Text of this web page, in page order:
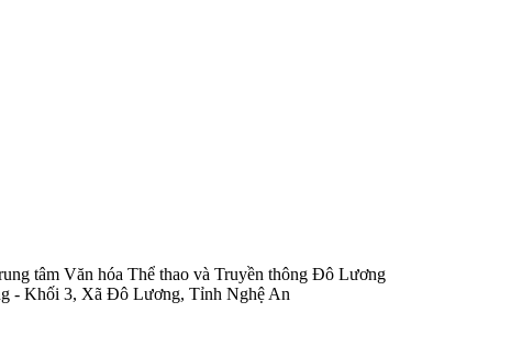
tâm Văn hóa Thể thao và Truyền thông Đô Lương
- Khối 3, Xã Đô Lương, Tỉnh Nghệ An